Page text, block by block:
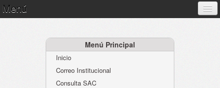
Menú
Atención al Ciudadano
Instituciones Educativas
Menú Principal
Inicio
Correo Institucional
Consulta SAC